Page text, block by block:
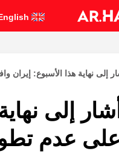
إلى نهاية هذا الأسبوع: إيران
إلى
عدم